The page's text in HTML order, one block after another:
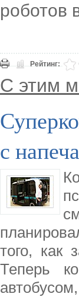
Рейтинг:
С этим
с
того, как
Теперь